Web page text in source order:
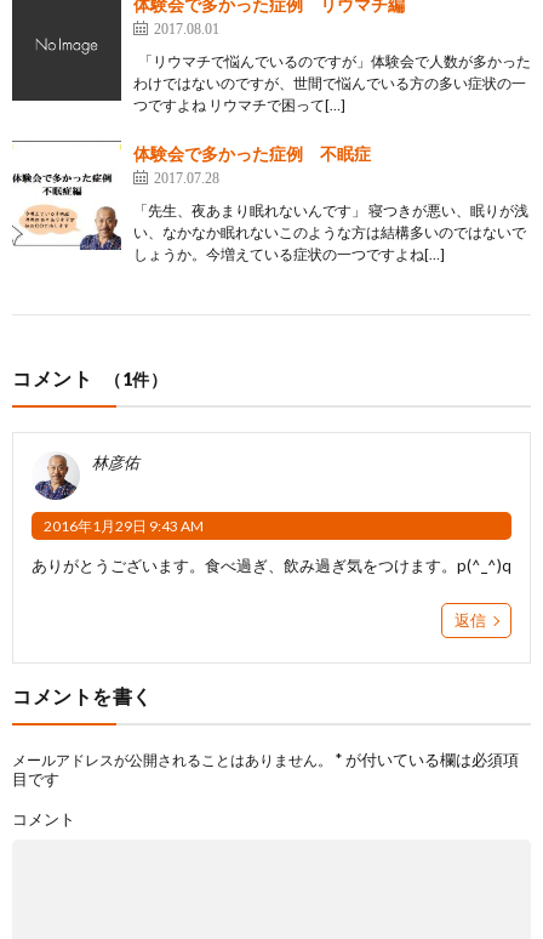
体験会で多かった症例 リウマチ編
2017.08.01
「リウマチで悩んでいるのですが」体験会で人数が多かった
わけではないのですが、世間で悩んでいる方の多い症状の一
つですよね リウマチで困って[…]
体験会で多かった症例 不眠症
2017.07.28
「先生、夜あまり眠れないんです」 寝つきが悪い、眠りが浅
い、なかなか眠れないこのような方は結構多いのではないで
しょうか。今増えている症状の一つですよね[…]
コメント （1件）
林彦佑
2016年1月29日 9:43 AM
ありがとうございます。食べ過ぎ、飲み過ぎ気をつけます。p(^_^)q
返信
コメントを書く
メールアドレスが公開されることはありません。 *が付いている欄は必須項
目です
コメント